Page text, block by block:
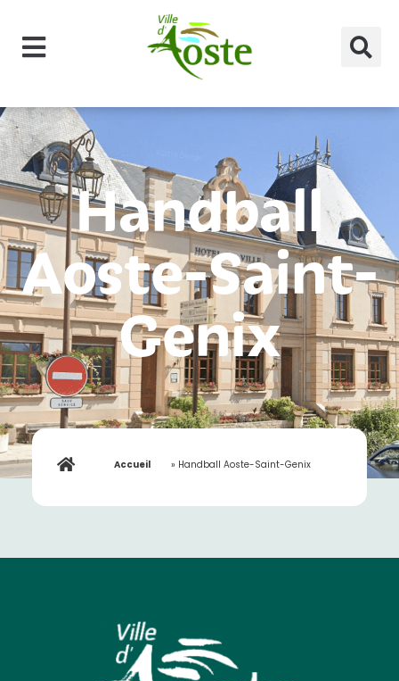
Handball
Aoste-Saint-
Genix
Accueil » Handball Aoste-Saint-Genix